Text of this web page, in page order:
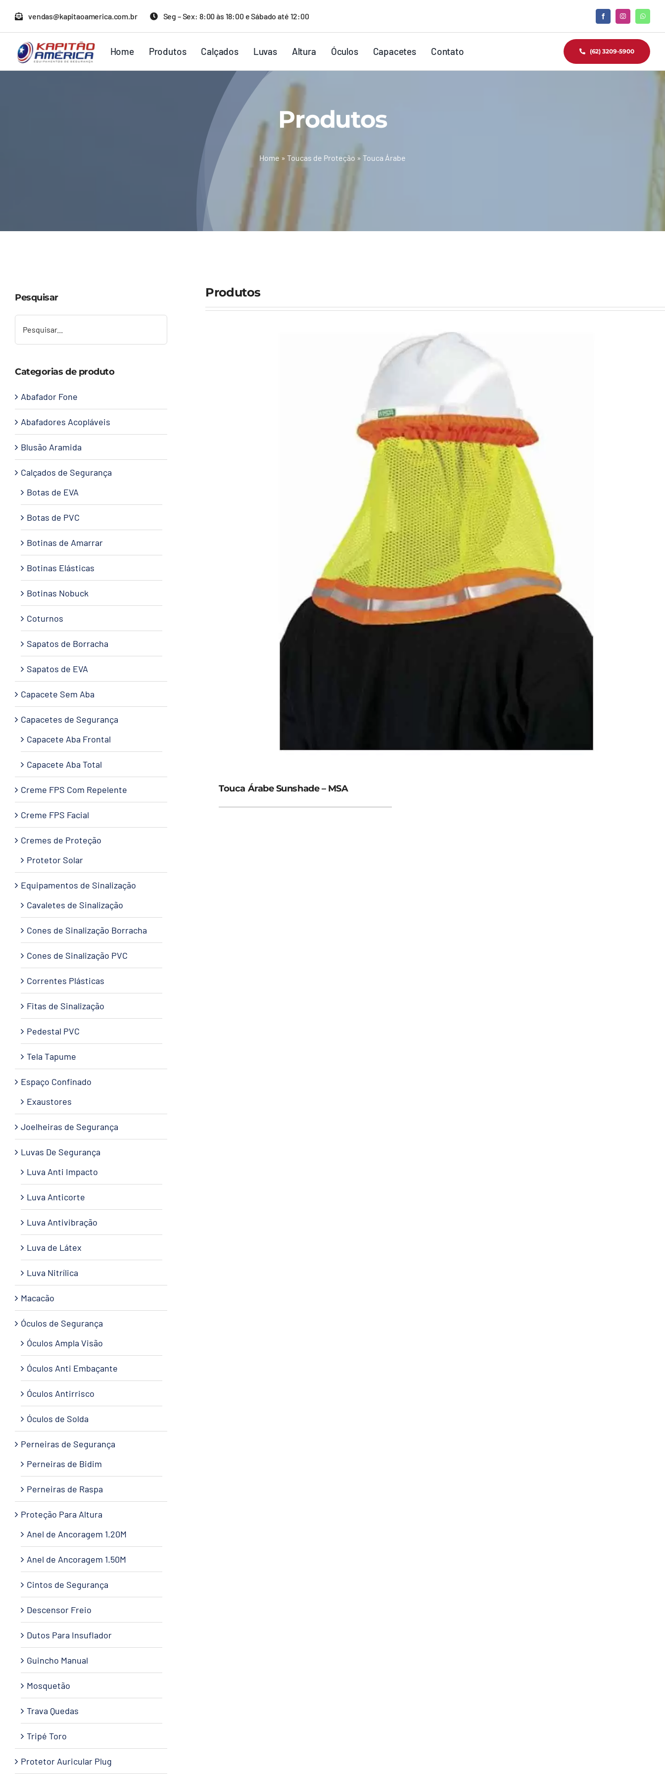
para
conteúdo
vendas@kapitaoamerica.com.br Seg – Sex: 8:00 às 18:00 e Sábado até 12:00
Home Produtos Calçados Luvas Altura Óculos Capacetes Contato (62) 3209-5900
Produtos
Home » Toucas de Proteção » Touca Árabe
Produtos
Touca Árabe Sunshade – MSA
Pesquisar
Categorias de produto
Abafador Fone
Abafadores Acopláveis
Blusão Aramida
Calçados de Segurança
Botas de EVA
Botas de PVC
Botinas de Amarrar
Botinas Elásticas
Botinas Nobuck
Coturnos
Sapatos de Borracha
Sapatos de EVA
Capacete Sem Aba
Capacetes de Segurança
Capacete Aba Frontal
Capacete Aba Total
Creme FPS Com Repelente
Creme FPS Facial
Cremes de Proteção
Protetor Solar
Equipamentos de Sinalização
Cavaletes de Sinalização
Cones de Sinalização Borracha
Cones de Sinalização PVC
Correntes Plásticas
Fitas de Sinalização
Pedestal PVC
Tela Tapume
Espaço Confinado
Exaustores
Joelheiras de Segurança
Luvas De Segurança
Luva Anti Impacto
Luva Anticorte
Luva Antivibração
Luva de Látex
Luva Nitrílica
Macacão
Óculos de Segurança
Óculos Ampla Visão
Óculos Anti Embaçante
Óculos Antirrisco
Óculos de Solda
Perneiras de Segurança
Perneiras de Bidim
Perneiras de Raspa
Proteção Para Altura
Anel de Ancoragem 1.20M
Anel de Ancoragem 1.50M
Cintos de Segurança
Descensor Freio
Dutos Para Insuflador
Guincho Manual
Mosquetão
Trava Quedas
Tripé Toro
Protetor Auricular Plug